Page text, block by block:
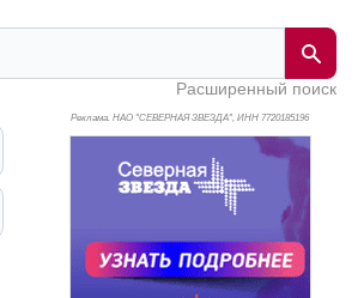
Расширенный поиск
Реклама. НАО "СЕВЕРНАЯ ЗВЕЗДА", ИНН 7720185196